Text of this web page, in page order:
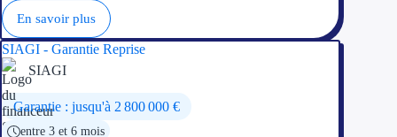
En savoir plus
SIAGI - Garantie Reprise
SIAGI
Garantie : jusqu'à 2 800 000 €
entre 3 et 6 mois